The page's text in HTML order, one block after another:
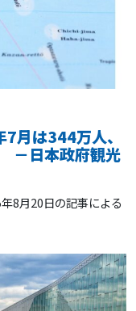
月は344万人、
－日本政府観光
8月20日の記事による